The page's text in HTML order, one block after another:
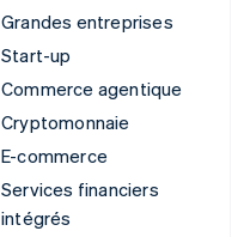
Grandes entreprises
Start-up
Commerce agentique
Cryptomonnaie
E-commerce
Services financiers
intégrés